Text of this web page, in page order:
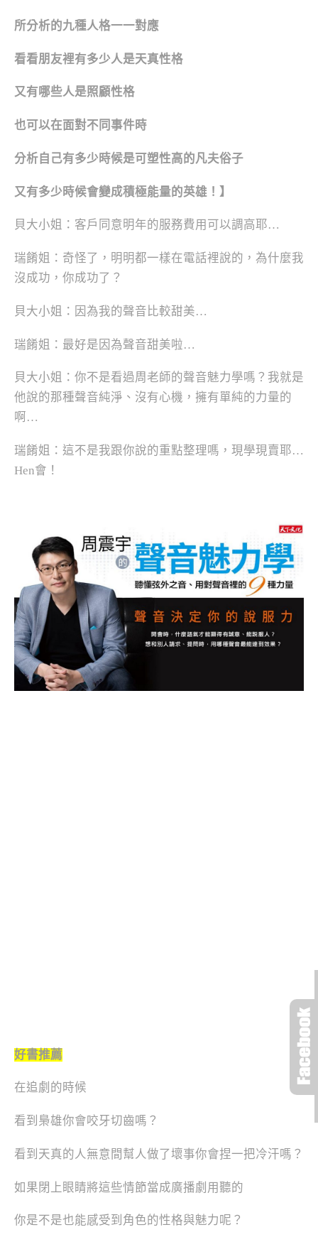
所分析的九種人格一一對應
看看朋友裡有多少人是天真性格
又有哪些人是照顧性格
也可以在面對不同事件時
分析自己有多少時候是可塑性高的凡夫俗子
又有多少時候會變成積極能量的英雄！】
貝大小姐：客戶同意明年的服務費用可以調高耶…
瑞餚姐：奇怪了，明明都一樣在電話裡說的，為什麼我
沒成功，你成功了？
貝大小姐：因為我的聲音比較甜美…
瑞餚姐：最好是因為聲音甜美啦…
貝大小姐：你不是看過周老師的聲音魅力學嗎？我就是
他說的那種聲音純淨、沒有心機，擁有單純的力量的
啊…
瑞餚姐：這不是我跟你說的重點整理嗎，現學現賣耶…
Hen會！
好書推薦
在追劇的時候
看到梟雄你會咬牙切齒嗎？
看到天真的人無意間幫人做了壞事你會捏一把冷汗嗎？
如果閉上眼睛將這些情節當成廣播劇用聽的
你是不是也能感受到角色的性格與魅力呢？